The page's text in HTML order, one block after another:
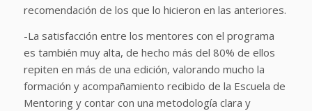
recomendación de los que lo hicieron en las anteriores.
-La satisfacción entre los mentores con el programa
es también muy alta, de hecho más del 80% de ellos
repiten en más de una edición, valorando mucho la
formación y acompañamiento recibido de la Escuela de
Mentoring y contar con una metodología clara y